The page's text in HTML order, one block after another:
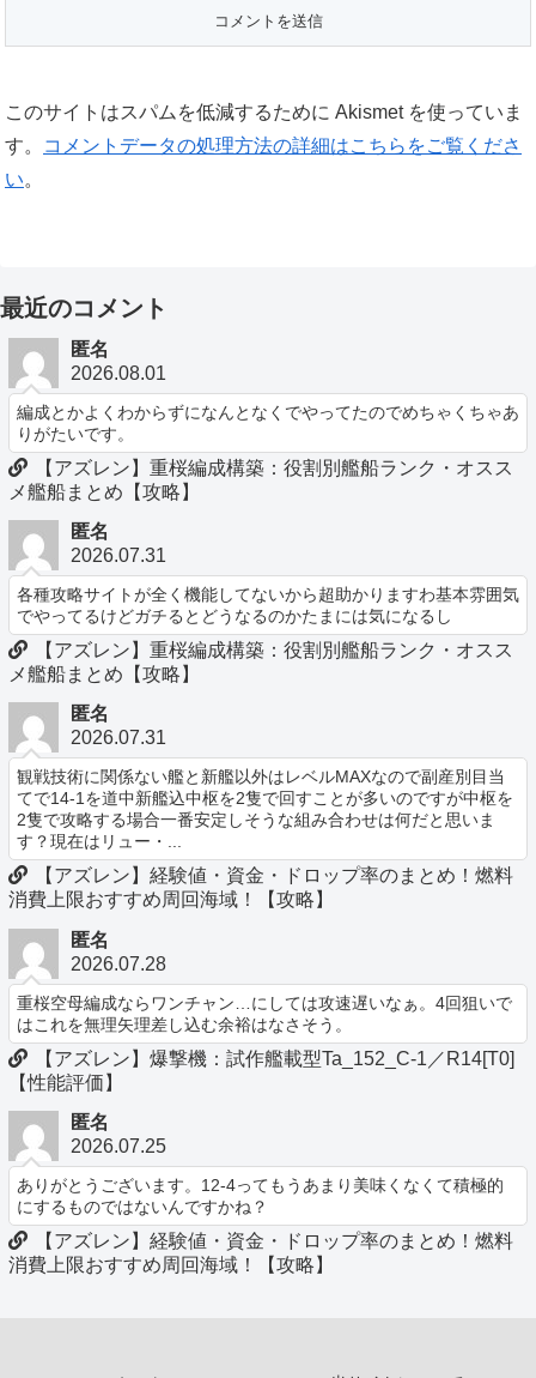
このサイトはスパムを低減するために Akismet を使っていま
す。
コメントデータの処理方法の詳細はこちらをご覧くださ
い。
最近のコメント
匿名
2026.08.01
編成とかよくわからずになんとなくでやってたのでめちゃくちゃあ
りがたいです。
【アズレン】重桜編成構築：役割別艦船ランク・オスス
メ艦船まとめ【攻略】
匿名
2026.07.31
各種攻略サイトが全く機能してないから超助かりますわ基本雰囲気
でやってるけどガチるとどうなるのかたまには気になるし
【アズレン】重桜編成構築：役割別艦船ランク・オスス
メ艦船まとめ【攻略】
匿名
2026.07.31
観戦技術に関係ない艦と新艦以外はレベルMAXなので副産別目当
てで14-1を道中新艦込中枢を2隻で回すことが多いのですが中枢を
2隻で攻略する場合一番安定しそうな組み合わせは何だと思いま
す？現在はリュー・...
【アズレン】経験値・資金・ドロップ率のまとめ！燃料
消費上限おすすめ周回海域！【攻略】
匿名
2026.07.28
重桜空母編成ならワンチャン…にしては攻速遅いなぁ。4回狙いで
はこれを無理矢理差し込む余裕はなさそう。
【アズレン】爆撃機：試作艦載型Ta_152_C-1／R14[T0]
【性能評価】
匿名
2026.07.25
ありがとうございます。12-4ってもうあまり美味くなくて積極的
にするものではないんですかね？
【アズレン】経験値・資金・ドロップ率のまとめ！燃料
消費上限おすすめ周回海域！【攻略】